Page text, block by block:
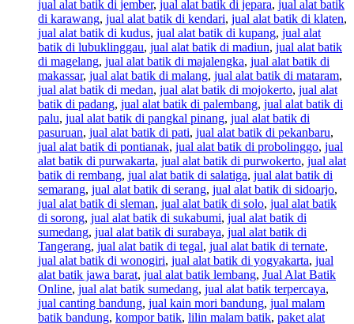
jual alat batik di jember, jual alat batik di jepara, jual alat batik
di karawang, jual alat batik di kendari, jual alat batik di klaten,
jual alat batik di kudus, jual alat batik di kupang, jual alat
batik di lubuklinggau, jual alat batik di madiun, jual alat batik
di magelang, jual alat batik di majalengka, jual alat batik di
makassar, jual alat batik di malang, jual alat batik di mataram,
jual alat batik di medan, jual alat batik di mojokerto, jual alat
batik di padang, jual alat batik di palembang, jual alat batik di
palu, jual alat batik di pangkal pinang, jual alat batik di
pasuruan, jual alat batik di pati, jual alat batik di pekanbaru,
jual alat batik di pontianak, jual alat batik di probolinggo, jual
alat batik di purwakarta, jual alat batik di purwokerto, jual alat
batik di rembang, jual alat batik di salatiga, jual alat batik di
semarang, jual alat batik di serang, jual alat batik di sidoarjo,
jual alat batik di sleman, jual alat batik di solo, jual alat batik
di sorong, jual alat batik di sukabumi, jual alat batik di
sumedang, jual alat batik di surabaya, jual alat batik di
Tangerang, jual alat batik di tegal, jual alat batik di ternate,
jual alat batik di wonogiri, jual alat batik di yogyakarta, jual
alat batik jawa barat, jual alat batik lembang, Jual Alat Batik
Online, jual alat batik sumedang, jual alat batik terpercaya,
jual canting bandung, jual kain mori bandung, jual malam
batik bandung, kompor batik, lilin malam batik, paket alat